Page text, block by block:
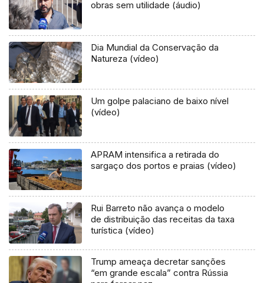
obras sem utilidade (áudio)
Dia Mundial da Conservação da
Natureza (vídeo)
Um golpe palaciano de baixo nível
(vídeo)
APRAM intensifica a retirada do
sargaço dos portos e praias (vídeo)
Rui Barreto não avança o modelo
de distribuição das receitas da taxa
turística (vídeo)
Trump ameaça decretar sanções
“em grande escala” contra Rússia